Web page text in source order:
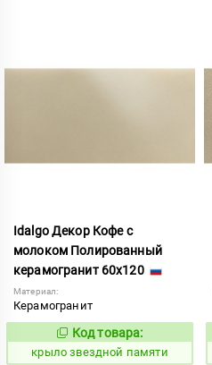
Idalgo Декор Кофе с
молоком Полированный
керамогранит 60x120
Материал:
Керамогранит
831818
Код товара:
крыло звездной памяти